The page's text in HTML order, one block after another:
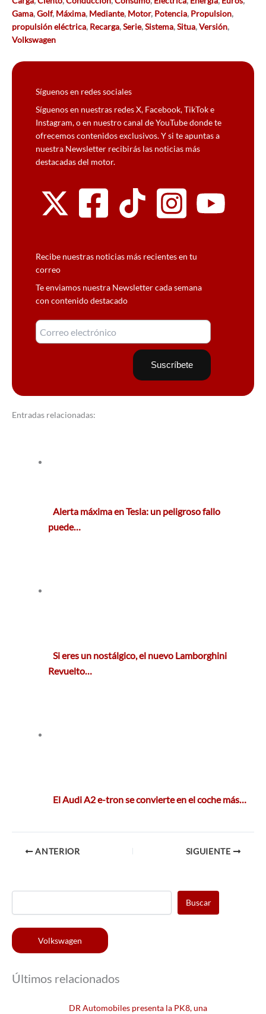
Gama,Golf, Máxima, Mediante, Motor, Potencia, Propulsion,
propulsión eléctrica, Recarga,Serie,Sistema,Situa,Versión,
Volkswagen
Síguenos en redes sociales
Síguenos en nuestras redes X, Facebook, TikTok e
Instagram, o en nuestro canal de YouTube donde te
ofrecemos contenidos exclusivos. Y si te apuntas a
nuestra Newsletter recibirás las noticias más
destacadas del motor.
Recibe nuestras noticias más recientes en tu
correo
Te enviamos nuestra Newsletter cada semana
con contenido destacado
Entradas relacionadas:
Alerta máxima en Tesla: un peligroso fallo
puede…
Si eres un nostálgico, el nuevo Lamborghini
Revuelto…
El Audi A2 e-tron se convierte en el coche más…
ANTERIOR SIGUIENTE
Buscar
Volkswagen
Últimos relacionados
DR Automobiles presenta la PK8, una